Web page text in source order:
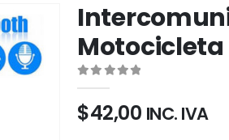
Motocicleta
0out of 5
$42,00 INC. IVA